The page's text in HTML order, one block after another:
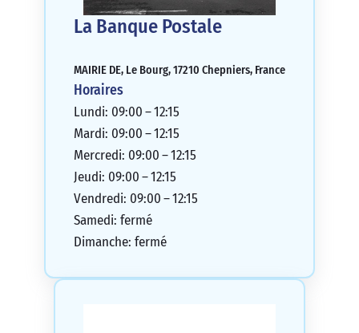
La Banque Postale
MAIRIE DE, Le Bourg, 17210 Chepniers, France
Horaires
Lundi: 09:00 – 12:15
Mardi: 09:00 – 12:15
Mercredi: 09:00 – 12:15
Jeudi: 09:00 – 12:15
Vendredi: 09:00 – 12:15
Samedi: fermé
Dimanche: fermé